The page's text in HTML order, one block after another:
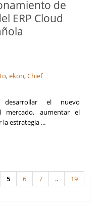
de
ERP Cloud
,ekon,Chief
el nuevo
mercado, aumentar el
estrategia ...
5 6 7 ..
19